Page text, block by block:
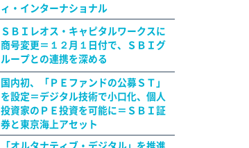
ィ・インターナショナル
ＳＢＩレオス・キャピタルワークスに
商号変更＝１２月１日付で、ＳＢＩグ
ループとの連携を深める
国内初、「ＰＥファンドの公募ＳＴ」
を設定＝デジタル技術で小口化、個人
投資家のＰＥ投資を可能に＝ＳＢＩ証
券と東京海上アセット
「オルタナティブ・デジタル」を推進